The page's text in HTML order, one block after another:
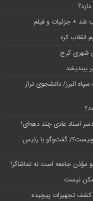
شد + جزئیات و فیلم
بیندیشد
البرز/ دانشجوی تراز
اسناد عادی چند‌ دهه‌ای!
چیست؟/ گفت‌وگو با رئیس
جامعه است نه تماشاگر!
نیست
کشف تجهیزات پیچیده